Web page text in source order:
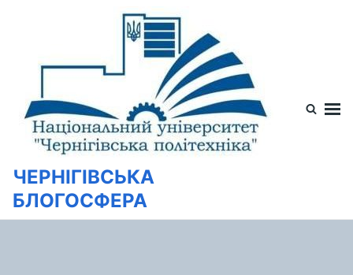
содержимому
ЧЕРНІГІВСЬКА
БЛОГОСФЕРА